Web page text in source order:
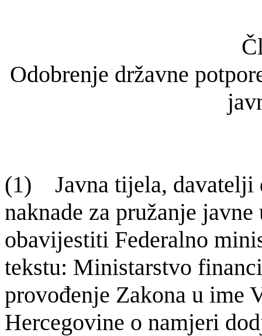
Odobrenje državne
(1) Javna tijela, davatelji
naknade za pružanje
obavijestiti Federalno
tekstu: Ministarstvo
provođenje Zakona u ime
Hercegovine o namjeri